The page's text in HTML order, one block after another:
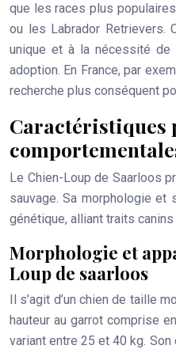
que les races plus
ou les Labrador Retrievers.
unique et à la nécessité de
adoption. En France, par
recherche plus conséquent
Caractéristiques
Le Chien-Loup de Saarloos
sauvage. Sa morphologie et
génétique, alliant traits
Morphologie et
Loup de saarloos
Il s’agit d’un chien de taille
hauteur au garrot comprise
variant entre 25 et 40 kg.